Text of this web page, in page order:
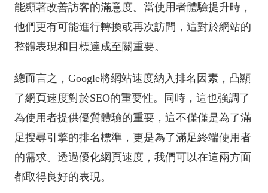
能顯著改善訪客的滿意度。當使用者體驗提升時，
他們更有可能進行轉換或再次訪問，這對於網站的
整體表現和目標達成至關重要。
總而言之，Google將網站速度納入排名因素，凸顯
了網頁速度對於SEO的重要性。同時，這也強調了
為使用者提供優質體驗的重要，這不僅僅是為了滿
足搜尋引擎的排名標準，更是為了滿足終端使用者
的需求。透過優化網頁速度，我們可以在這兩方面
都取得良好的表現。